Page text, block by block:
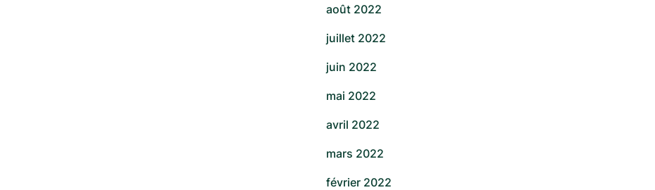
août 2022
juillet 2022
juin 2022
mai 2022
avril 2022
mars 2022
février 2022